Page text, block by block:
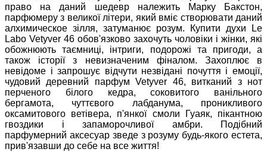
право на даний шедевр належить Марку Бакстон,
парфюмеру з великої літери, який вміє створювати даний
алхимическое зілля, затуманює розум. Купити духи Le
Labo Vetyver 46 обов'язково захочуть чоловіки і жінки, які
обожнюють таємниці, інтриги, подорожі та пригоди, а
також історії з невизначеним фіналом. Захоплює в
невідоме і запрошує відчути незвідані почуття і емоції,
чудовий деревний парфум Vetyver 46, витканий з нот
перченого білого кедра, соковитого ванільного
бергамота, чуттєвого лабданума, проникливого
оксамитового ветівера, п'янкої смоли Гуаяк, пікантною
гвоздики і запаморочливої ​​амбри. Подібний
парфумерний аксесуар зведе з розуму будь-якого естета,
прив'язавши до себе на все життя!